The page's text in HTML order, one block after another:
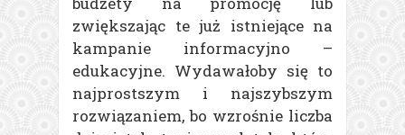
zwiększając te już istniejące na
kampanie informacyjno –
edukacyjne. Wydawałoby się to
najprostszym i najszybszym
rozwiązaniem, bo wzrośnie liczba